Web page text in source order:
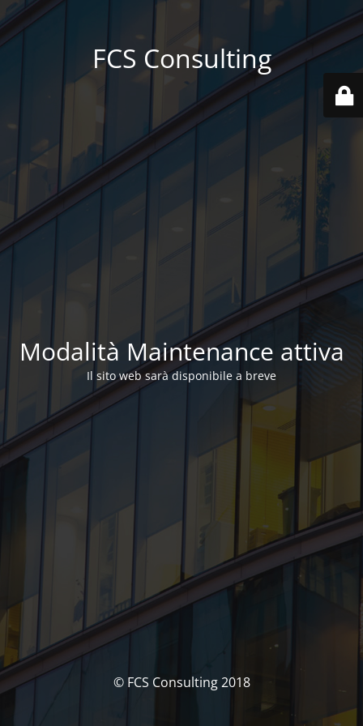
FCS Consulting
Modalità Maintenance attiva
Il sito web sarà disponibile a breve
© FCS Consulting 2018